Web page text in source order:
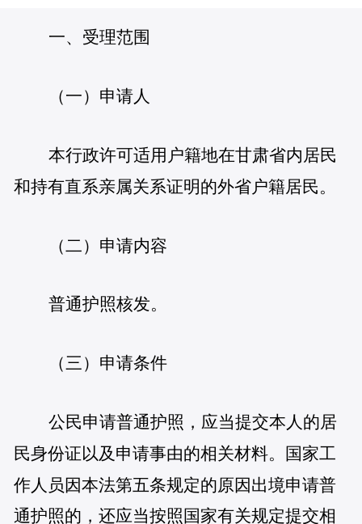
一、受理范围
（一）申请人
本行政许可适用户籍地在甘肃省内居民
和持有直系亲属关系证明的外省户籍居民。
（二）申请内容
普通护照核发。
（三）申请条件
公民申请普通护照，应当提交本人的居
民身份证以及申请事由的相关材料。国家工
作人员因本法第五条规定的原因出境申请普
通护照的，还应当按照国家有关规定提交相